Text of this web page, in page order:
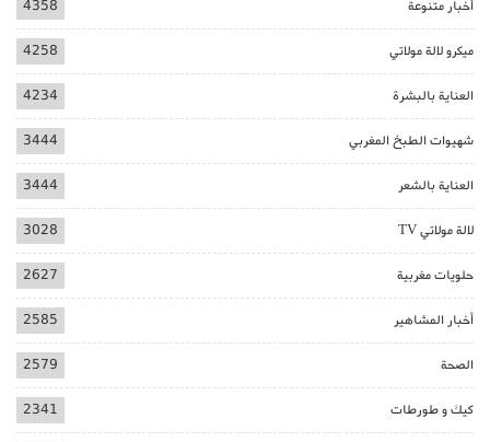
أخبار متنوعة 4358
ميكرو لالة مولاتي 4258
العناية بالبشرة 4234
شهيوات الطبخ المغربي 3444
العناية بالشعر 3444
لالة مولاتي TV 3028
حلويات مغربية 2627
أخبار المشاهير 2585
الصحة 2579
كيك و طورطات 2341